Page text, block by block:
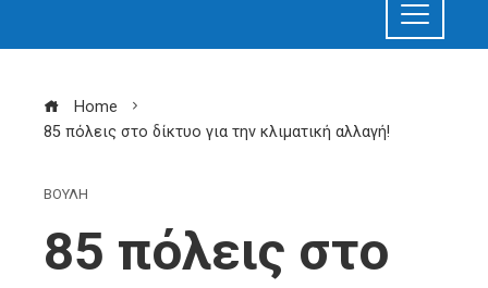
Home
85 πόλεις στο δίκτυο για την κλιματική αλλαγή!
ΒΟΥΛΗ
85 πόλεις στο